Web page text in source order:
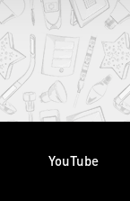
YouTube